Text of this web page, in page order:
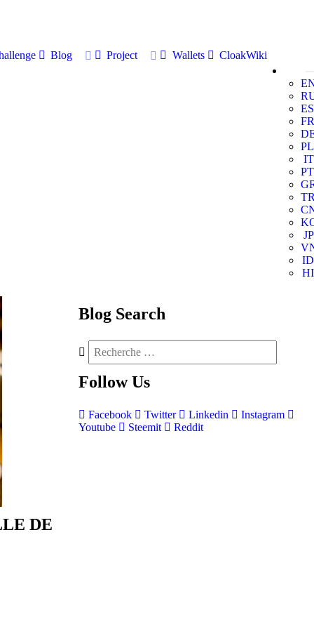
Blog Project Wallets
CloakWiki
ES
FR
PL
IT
PT
JP
ID
HI
DE
Blog Search
Follow Us
Facebook Twitter Linkedin
Instagram
Youtube
Steemit Reddit